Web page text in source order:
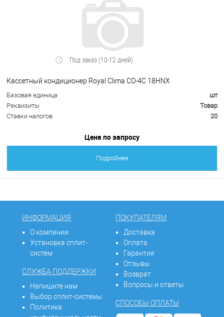
Под заказ (10-12 дней)
Кассетный кондиционер Royal Clima СО-4С 18НNХ
Базовая единица
шт
Реквизиты
Товар
Ставки налогов
20
Цена по запросу
Подробнее
ИНФОРМАЦИЯ
О компании
Установка сплит-
систем
СЛУЖБА ПОДДЕРЖКИ
Напишите нам
Выбор сплит-системы
Политика
ПОКУПАТЕЛЯМ
Доставка
Оплата
Гарантия
Отзывы
Возврат
Вопросы и ответы
СПОСОБЫ ОПЛАТЫ